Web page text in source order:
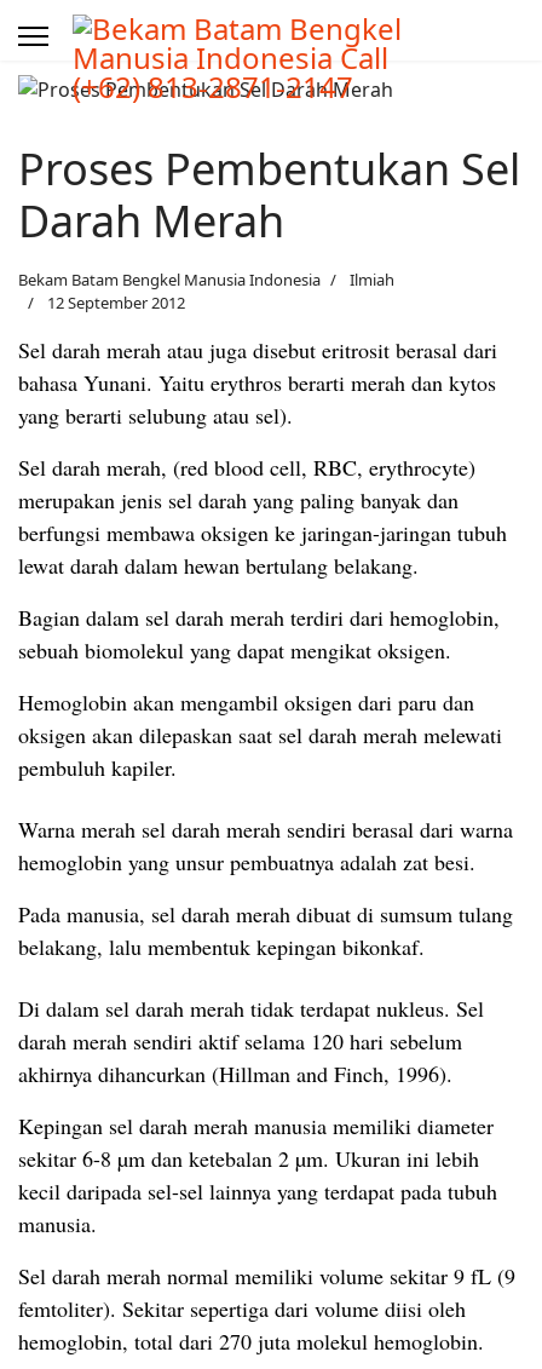
Proses Pembentukan Sel
Darah Merah
Bekam Batam Bengkel Manusia Indonesia
Ilmiah
12 September 2012
Sel darah merah atau juga disebut eritrosit berasal dari
bahasa Yunani. Yaitu erythros berarti merah dan kytos
yang berarti selubung atau sel).
Sel darah merah, (red blood cell, RBC, erythrocyte)
merupakan jenis sel darah yang paling banyak dan
berfungsi membawa oksigen ke jaringan-jaringan tubuh
lewat darah dalam hewan bertulang belakang.
Bagian dalam sel darah merah terdiri dari hemoglobin,
sebuah biomolekul yang dapat mengikat oksigen.
Hemoglobin akan mengambil oksigen dari paru dan
oksigen akan dilepaskan saat sel darah merah melewati
pembuluh kapiler.
Warna merah sel darah merah sendiri berasal dari warna
hemoglobin yang unsur pembuatnya adalah zat besi.
Pada manusia, sel darah merah dibuat di sumsum tulang
belakang, lalu membentuk kepingan bikonkaf.
Di dalam sel darah merah tidak terdapat nukleus. Sel
darah merah sendiri aktif selama 120 hari sebelum
akhirnya dihancurkan (Hillman and Finch, 1996).
Kepingan sel darah merah manusia memiliki diameter
sekitar 6-8 µm dan ketebalan 2 µm. Ukuran ini lebih
kecil daripada sel-sel lainnya yang terdapat pada tubuh
manusia.
Sel darah merah normal memiliki volume sekitar 9 fL (9
femtoliter). Sekitar sepertiga dari volume diisi oleh
hemoglobin, total dari 270 juta molekul hemoglobin.